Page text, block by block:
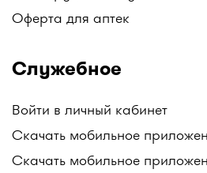
АНЦ (Аптеки Низких Цен),
Следите за обновлениями!
одном месте только на I-teka.kz!
Оферта для аптек
Служебное
Войти в личный кабинет
Скачать мобильное
Скачать мобильное